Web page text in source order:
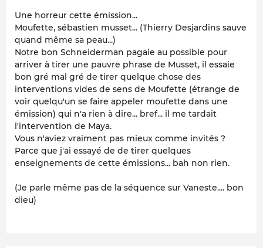
Une horreur cette émission...
Moufette, sébastien musset... (Thierry Desjardins sauve
quand même sa peau...)
Notre bon Schneiderman pagaie au possible pour
arriver à tirer une pauvre phrase de Musset, il essaie
bon gré mal gré de tirer quelque chose des
interventions vides de sens de Moufette (étrange de
voir quelqu'un se faire appeler moufette dans une
émission) qui n'a rien à dire... bref... il me tardait
l'intervention de Maya.
Vous n'aviez vraiment pas mieux comme invités ?
Parce que j'ai essayé de de tirer quelques
enseignements de cette émissions... bah non rien.
(Je parle même pas de la séquence sur Vaneste.... bon
dieu)